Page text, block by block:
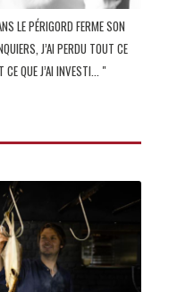
LE PÉRIGORD FERME SON
J’AI PERDU TOUT CE
CE QUE J’AI INVESTI... "